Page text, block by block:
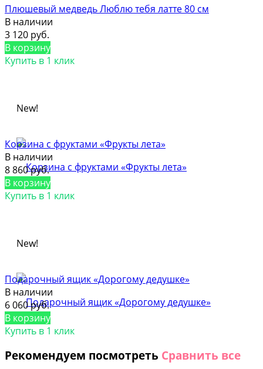
Плюшевый медведь Люблю тебя латте 80 см
В наличии
3 120 руб.
В корзину
Купить в 1 клик
New!
Корзина с фруктами «Фрукты лета»
В наличии
8 860 руб.
В корзину
Купить в 1 клик
New!
Подарочный ящик «Дорогому дедушке»
В наличии
6 060 руб.
В корзину
Купить в 1 клик
Рекомендуем посмотреть Сравнить все